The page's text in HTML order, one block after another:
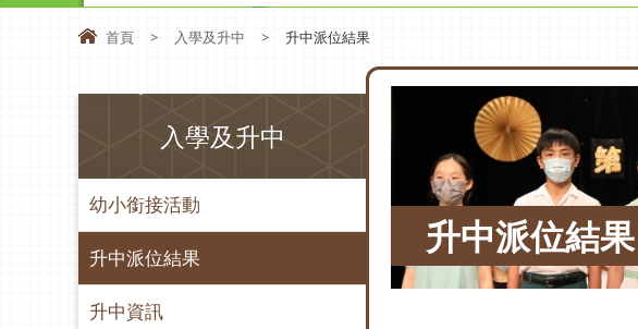
首頁 > 入學及升中 > 升中派位結果
升中派位結果
入學及升中
幼小銜接活動
升中派位結果
升中資訊